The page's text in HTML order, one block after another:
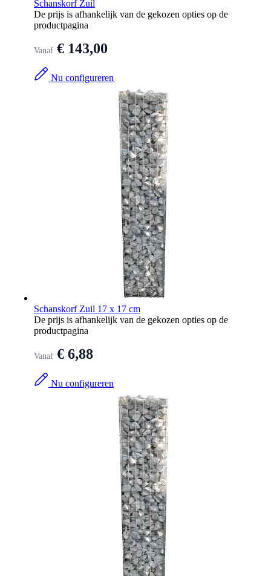
Schanskorf Zuil
De prijs is afhankelijk van de gekozen opties op de
productpagina
Vanaf € 143,00
Nu configureren
Schanskorf Zuil 17 x 17 cm
De prijs is afhankelijk van de gekozen opties op de
productpagina
Vanaf € 6,88
Nu configureren